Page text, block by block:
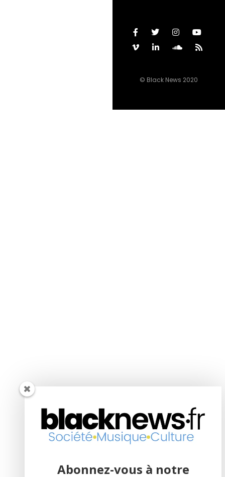
© Black News 2020
Abonnez-vous à notre